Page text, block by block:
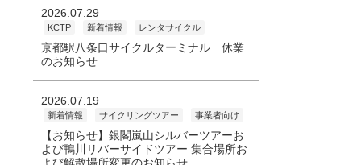
2026.07.29
KCTP 新着情報 レンタサイクル
京都駅八条口サイクルターミナル 休業
のお知らせ
2026.07.19
新着情報 サイクリングツアー 事業者向け
【お知らせ】銀閣嵐山シルバーツアーお
よび鴨川リバーサイドツアー 集合場所お